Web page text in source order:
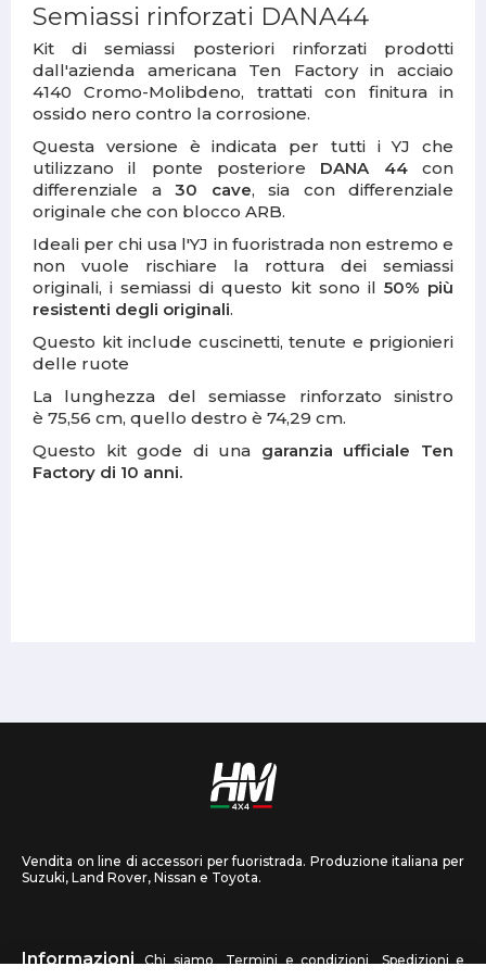
Semiassi rinforzati DANA44
Kit di semiassi posteriori rinforzati prodotti
dall'azienda americana Ten Factory in acciaio
4140 Cromo-Molibdeno, trattati con finitura in
ossido nero contro la corrosione.
Questa versione è indicata per tutti i YJ che
utilizzano il ponte posteriore DANA 44con
differenziale a 30 cave, sia con differenziale
originale che con blocco ARB.
Ideali per chi usa l'YJ in fuoristrada non estremo e
non vuole rischiare la rottura dei semiassi
originali, i semiassi di questo kit sono il 50% più
resistenti degli originali.
Questo kit include cuscinetti, tenute e prigionieri
delle ruote
La lunghezza del semiasse rinforzato sinistro
è 75,56 cm, quello destro è 74,29 cm.
Questo kit gode di una garanzia ufficiale Ten
Factory di 10 anni.
Vendita on line di accessori per fuoristrada. Produzione italiana per
Suzuki, Land Rover, Nissan e Toyota.
Informazioni Chi siamo Termini e condizioni Spedizioni e